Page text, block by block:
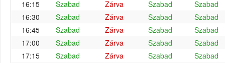
16:15
Szabad Zárva Szabad
Szabad
16:30
Szabad Zárva Szabad
Szabad
16:45
Szabad Zárva Szabad
Szabad
17:00
Szabad Zárva Szabad
Szabad
17:15
Szabad Zárva Szabad
Szabad